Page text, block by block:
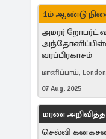
1ம் ஆண்டு
அமரர் றோபர்ட்
வரப்பிரகாசம்
மானிப்பாய், London
07 Aug, 2025
மரண
செல்வி